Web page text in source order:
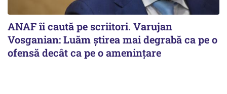
ANAF îi caută pe scriitori. Varujan
Vosganian: Luăm știrea mai degrabă ca pe o
ofensă decât ca pe o amenințare